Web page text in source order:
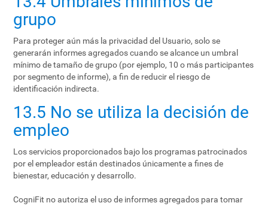
grupo
Para proteger aún más la privacidad del Usuario, solo se
generarán informes agregados cuando se alcance un umbral
mínimo de tamaño de grupo (por ejemplo, 10 o más participantes
por segmento de informe), a fin de reducir el riesgo de
identificación indirecta.
13.5 No se utiliza la decisión de
empleo
Los servicios proporcionados bajo los programas patrocinados
por el empleador están destinados únicamente a fines de
bienestar, educación y desarrollo.
CogniFit no autoriza el uso de informes agregados para tomar